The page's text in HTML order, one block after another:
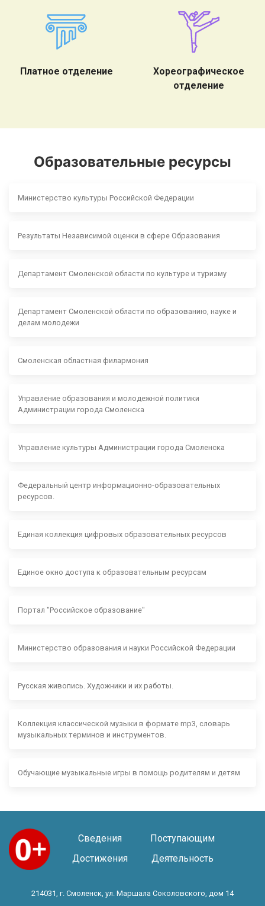
Платное отделение
Хореографическое
отделение
Образовательные ресурсы
Министерство культуры Российской Федерации
Результаты Независимой оценки в сфере Образования
Департамент Смоленской области по культуре и туризму
Департамент Смоленской области по образованию, науке и
делам молодежи
Смоленская областная филармония
Управление образования и молодежной политики
Администрации города Смоленска
Управление культуры Администрации города Смоленска
Федеральный центр информационно-образовательных
ресурсов.
Единая коллекция цифровых образовательных ресурсов
Единое окно доступа к образовательным ресурсам
Портал "Российское образование"
Министерство образования и науки Российской Федерации
Русская живопись. Художники и их работы.
Коллекция классической музыки в формате mp3, словарь
музыкальных терминов и инструментов.
Обучающие музыкальные игры в помощь родителям и детям
Сведения
Поступающим
Достижения
Деятельность
214031, г. Смоленск, ул. Маршала Соколовского, дом 14